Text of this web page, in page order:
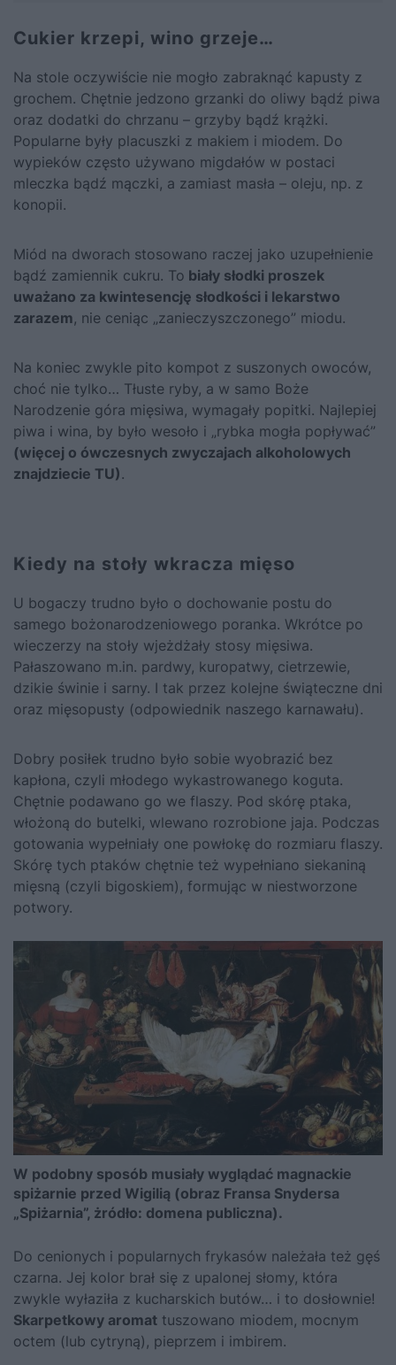
Cukier krzepi, wino grzeje…
Na stole oczywiście nie mogło zabraknąć kapusty z
grochem. Chętnie jedzono grzanki do oliwy bądź piwa
oraz dodatki do chrzanu – grzyby bądź krążki.
Popularne były placuszki z makiem i miodem. Do
wypieków często używano migdałów w postaci
mleczka bądź mączki, a zamiast masła – oleju, np. z
konopii.
Miód na dworach stosowano raczej jako uzupełnienie
bądź zamiennik cukru. To biały słodki proszek
uważano za kwintesencję słodkości i lekarstwo
zarazem, nie ceniąc „zanieczyszczonego” miodu.
Na koniec zwykle pito kompot z suszonych owoców,
choć nie tylko… Tłuste ryby, a w samo Boże
Narodzenie góra mięsiwa, wymagały popitki. Najlepiej
piwa i wina, by było wesoło i „rybka mogła popływać”
(więcej o ówczesnych zwyczajach alkoholowych
znajdziecie TU).
Kiedy na stoły wkracza mięso
U bogaczy trudno było o dochowanie postu do
samego bożonarodzeniowego poranka. Wkrótce po
wieczerzy na stoły wjeżdżały stosy mięsiwa.
Pałaszowano m.in. pardwy, kuropatwy, cietrzewie,
dzikie świnie i sarny. I tak przez kolejne świąteczne dni
oraz mięsopusty (odpowiednik naszego karnawału).
Dobry posiłek trudno było sobie wyobrazić bez
kapłona, czyli młodego wykastrowanego koguta.
Chętnie podawano go we flaszy. Pod skórę ptaka,
włożoną do butelki, wlewano rozrobione jaja. Podczas
gotowania wypełniały one powłokę do rozmiaru flaszy.
Skórę tych ptaków chętnie też wypełniano siekaniną
mięsną (czyli bigoskiem), formując w niestworzone
potwory.
W podobny sposób musiały wyglądać magnackie
spiżarnie przed Wigilią (obraz Fransa Snydersa
„Spiżarnia”, żródło: domena publiczna).
Do cenionych i popularnych frykasów należała też gęś
czarna. Jej kolor brał się z upalonej słomy, która
zwykle wyłaziła z kucharskich butów… i to dosłownie!
Skarpetkowy aromat tuszowano miodem, mocnym
octem (lub cytryną), pieprzem i imbirem.